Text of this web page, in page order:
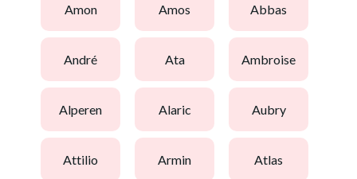
amon amos abbas
andré ata ambroise
alperen alaric aubry
attilio armin atlas